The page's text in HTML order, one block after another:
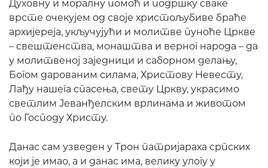
Духовну и моралну помоћ и подршку сваке
врсте очекујем од своје христољубиве браће
архијереја, укључујући и молитве пуноће Цркве
– свештенства, монаштва и верног народа – да
у молитвеној заједници и саборном делању,
Богом дарованим силама, Христову Невесту,
Лађу нашега спасења, свету Цркву, украсимо
светлим Јеванђелским врлинама и животом
по Господу Христу.
Данас сам узведен у Трон патријараха српских
који је имао, а и данас има, велику улогу у